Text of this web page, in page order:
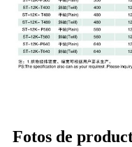
Fotos de